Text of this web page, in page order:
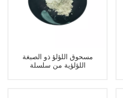
مسحوق اللؤلؤ ذو الصبغة
اللؤلؤية من سلسلة